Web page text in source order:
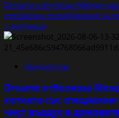
и
Watch9
more
about
Надеждност
на
уредите,
която
да
разчитате
Dreame отбелязва
специални предложения за
с любимци
Технологии
Dreame отбелязва
котката със
чист въздух в